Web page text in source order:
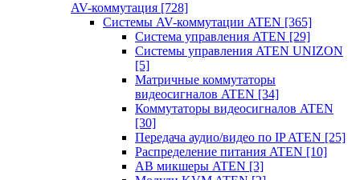
AV-коммутация [728]
Системы AV-коммутации ATEN [365]
Система управления ATEN [29]
Системы управления ATEN UNIZON
[5]
Матричные коммутаторы
видеосигналов ATEN [34]
Коммутаторы видеосигналов ATEN
[30]
Передача аудио/видео по IP ATEN [25]
Распределение питания ATEN [10]
АВ микшеры ATEN [3]